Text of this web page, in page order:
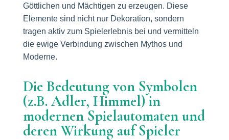
Göttlichen und Mächtigen zu erzeugen. Diese
Elemente sind nicht nur Dekoration, sondern
tragen aktiv zum Spielerlebnis bei und vermitteln
die ewige Verbindung zwischen Mythos und
Moderne.
Die Bedeutung von Symbolen
(z.B. Adler, Himmel) in
modernen Spielautomaten und
deren Wirkung auf Spieler